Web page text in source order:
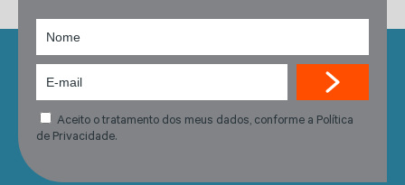
Aceito o tratamento dos meus dados, conforme a Política
de Privacidade.